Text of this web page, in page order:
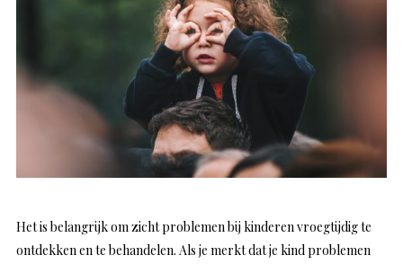
Het is belangrijk om zicht problemen bij kinderen vroegtijdig te
ontdekken en te behandelen. Als je merkt dat je kind problemen